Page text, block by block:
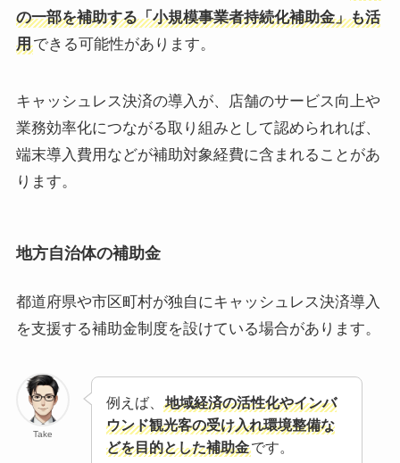
の一部を補助する「小規模事業者持続化補助金」も活
用できる可能性があります。
キャッシュレス決済の導入が、店舗のサービス向上や
業務効率化につながる取り組みとして認められれば、
端末導入費用などが補助対象経費に含まれることがあ
ります。
地方自治体の補助金
都道府県や市区町村が独自にキャッシュレス決済導入
を支援する補助金制度を設けている場合があります。
Take
例えば、地域経済の活性化やインバ
ウンド観光客の受け入れ環境整備な
どを目的とした補助金です。